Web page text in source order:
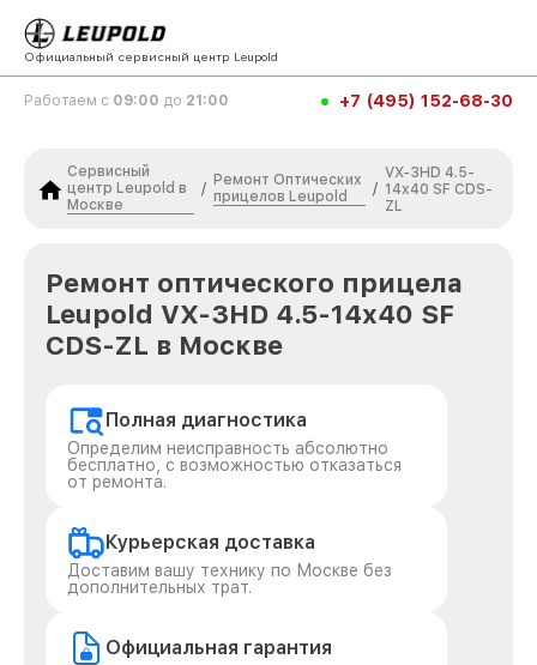
Официальный сервисный центр Leupold
Работаем с 09:00 до 21:00 +7 (495) 152-68-30
Сервисный
центр Leupold в
Москве
/
Ремонт Оптических
прицелов Leupold
/
VX-3HD 4.5-
14x40 SF CDS-
ZL
Ремонт оптического прицела
Leupold VX-3HD 4.5-14x40 SF
CDS-ZL в Москве
Полная диагностика
Определим неисправность абсолютно
бесплатно, с возможностью отказаться
от ремонта.
Курьерская доставка
Доставим вашу технику по Москве без
дополнительных трат.
Официальная гарантия